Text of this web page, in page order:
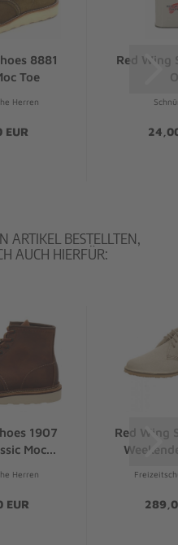
8881
Toe
Herren
EUR
Red Wing
ARTIKEL BESTELLTEN,
AUCH HIERFÜR:
1907
Moc...
Herren
EUR
Red Wing